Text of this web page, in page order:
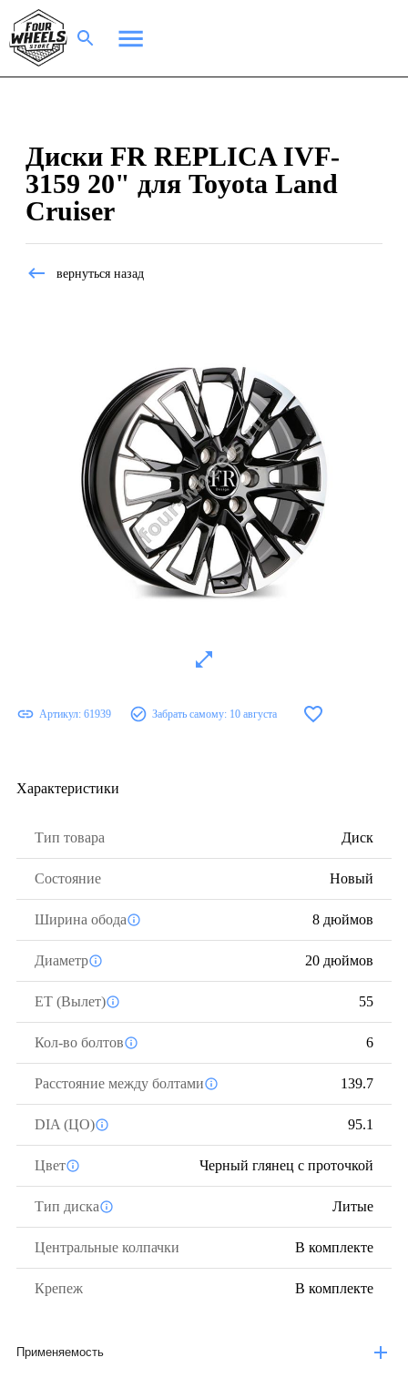
Диски FR REPLICA IVF-
3159 20" для Toyota Land
Cruiser
вернуться назад
Артикул: 61939 Забрать самому: 10 августа
Характеристики
Тип товара Диск
Состояние Новый
Ширина обода 8 дюймов
Диаметр 20 дюймов
ЕТ (Вылет) 55
Кол-во болтов 6
Расстояние между болтами 139.7
DIA (ЦО) 95.1
Цвет Черный глянец с проточкой
Тип диска Литые
Центральные колпачки В комплекте
Крепеж В комплекте
Применяемость